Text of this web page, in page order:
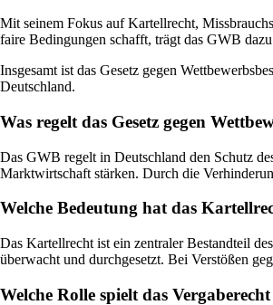
Mit seinem Fokus auf Kartellrecht,
faire Bedingungen schafft, trägt das GWB
Insgesamt ist das Gesetz gegen
Deutschland.
Was regelt das Gesetz gegen
Das GWB regelt in Deutschland den Schutz
Marktwirtschaft stärken. Durch die
Welche Bedeutung hat das
Das Kartellrecht ist ein zentraler Bestandteil
überwacht und durchgesetzt. Bei Verstößen
Welche Rolle spielt das